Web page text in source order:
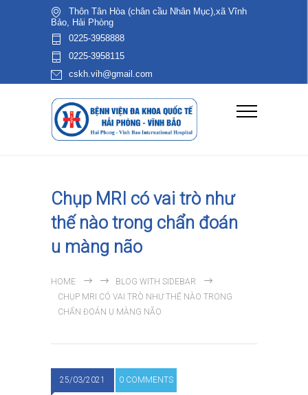
Thôn Tân Hòa (chân cầu Nhân Mục),xã Vĩnh
Bảo, Hải Phòng
0225-3958888
0225-3958115
cskh.vih@gmail.com
Chụp MRI có vai trò như
thế nào trong chẩn đoán
u màng não
HOME
BLOG WITH SIDEBAR
CHỤP MRI CÓ VAI TRÒ NHƯ THẾ NÀO TRONG
CHẨN ĐOÁN U MÀNG NÃO
25/03/2021 0 COMMENTS